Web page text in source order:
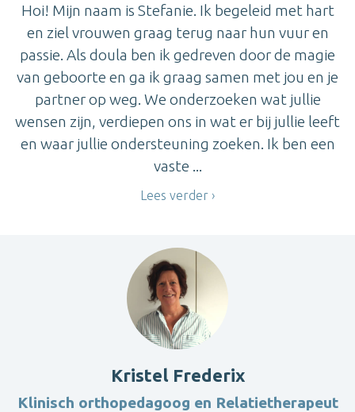
Hoi! Mijn naam is Stefanie. Ik begeleid met hart
en ziel vrouwen graag terug naar hun vuur en
passie. Als doula ben ik gedreven door de magie
van geboorte en ga ik graag samen met jou en je
partner op weg. We onderzoeken wat jullie
wensen zijn, verdiepen ons in wat er bij jullie leeft
en waar jullie ondersteuning zoeken. Ik ben een
vaste ...
Lees verder
Kristel Frederix
Klinisch orthopedagoog en Relatietherapeut